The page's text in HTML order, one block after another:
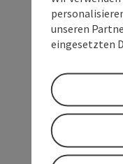
unseren
eingesetzten